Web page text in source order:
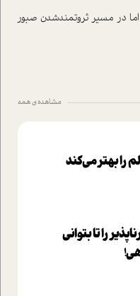
در مسیر ثروتمندشدن صبور
مشاهده ی همه
را بهتر می‌کند
را تا بتواني